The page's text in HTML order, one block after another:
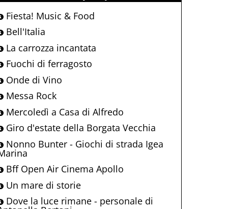
Fiesta! Music & Food
Bell'Italia
La carrozza incantata
Fuochi di ferragosto
Onde di Vino
Messa Rock
Mercoledì a Casa di Alfredo
Giro d'estate della Borgata Vecchia
Nonno Bunter - Giochi di strada Igea
Bff Open Air Cinema Apollo
Un mare di storie
Dove la luce rimane - personale di